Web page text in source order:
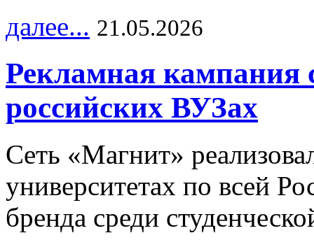
далее... 21.05.2026
Рекламная кампания
российских ВУЗах
Сеть «Магнит»
университетах по всей
бренда среди